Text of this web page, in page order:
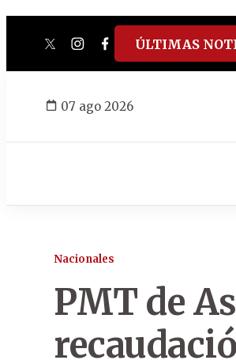
twitterinstagram
facebook
tiktokyoutube
spotify
ÚLTIMAS
07 ago 2026
Nacionales
PMT de